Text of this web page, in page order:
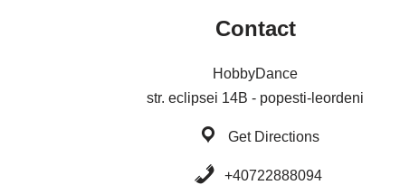
Contact
HobbyDance
str. eclipsei 14B - popesti-leordeni
Get Directions
+40722888094